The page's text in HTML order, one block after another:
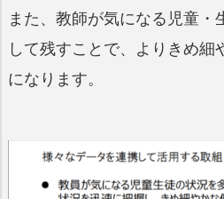
また、教師が気になる児童・
して残すことで、よりきめ細
になります。